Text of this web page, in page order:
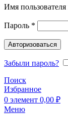
Имя
Пароль *
Авторизоваться
Забыли пароль?
Поиск
Избранное
0 элемент 0,00 ₽
Меню